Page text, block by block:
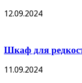
12.09.2024
Шкаф для
11.09.2024